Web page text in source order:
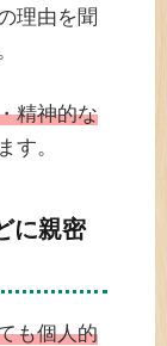
理由を聞
精神的な
す。
に親密
も個人的